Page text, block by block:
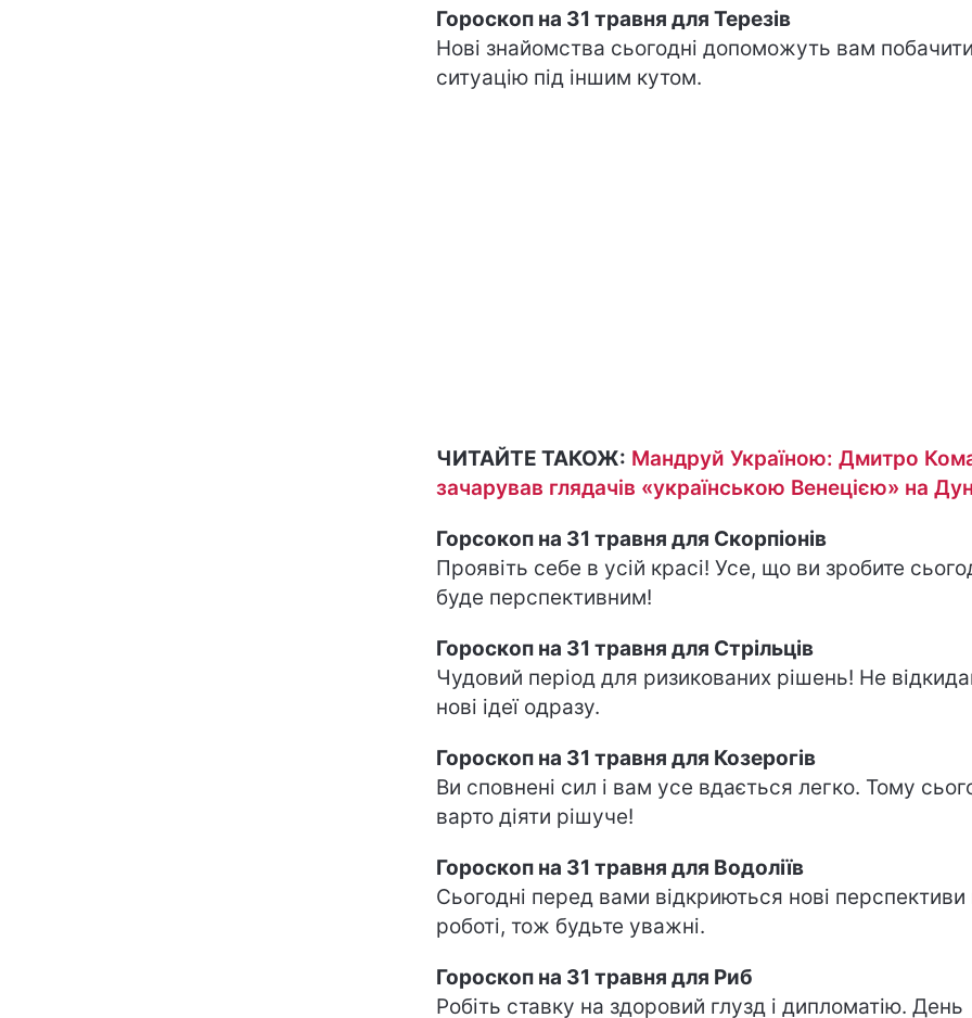
Гороскоп на 31 травня для Терезів
Нові знайомства сьогодні допоможуть вам побачити
ситуацію під іншим кутом.
ЧИТАЙТЕ ТАКОЖ: Мандруй Україною: Дмитро
зачарував глядачів «українською Венецією» на
Горсокоп на 31 травня для Скорпіонів
Проявіть себе в усій красі! Усе, що ви зробите
буде перспективним!
Гороскоп на 31 травня для Стрільців
Чудовий період для ризикованих рішень! Не
нові ідеї одразу.
Гороскоп на 31 травня для Козерогів
Ви сповнені сил і вам усе вдається легко. Тому
варто діяти рішуче!
Гороскоп на 31 травня для Водоліїв
Сьогодні перед вами відкриються нові перспективи
роботі, тож будьте уважні.
Гороскоп на 31 травня для Риб
Робіть ставку на здоровий глузд і дипломатію. День